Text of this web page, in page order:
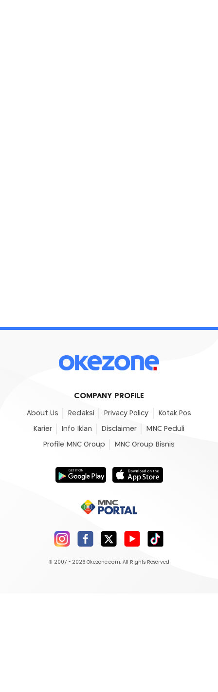
COMPANY PROFILE
About Us Redaksi Privacy Policy Kotak Pos
Karier Info Iklan Disclaimer MNC Peduli
Profile MNC Group MNC Group Bisnis
© 2007 - 2026 Okezone.com, All Rights Reserved